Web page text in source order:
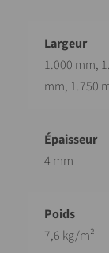
1.000 mm,
mm, 1.750
4 mm
7,6 kg/m²